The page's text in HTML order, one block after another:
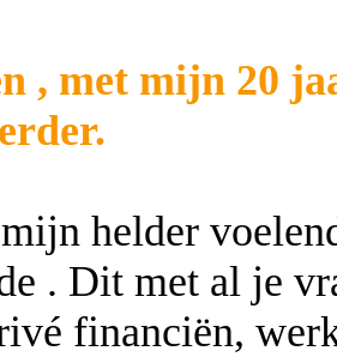
, met mijn 20
helder
. Dit met al je
financiën,